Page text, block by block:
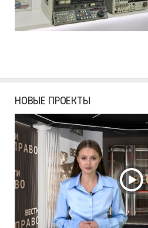
НОВЫЕ ПРОЕКТЫ